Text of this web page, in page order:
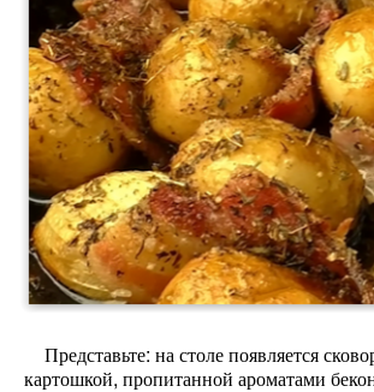
Представьте: на столе появляется
картошкой, пропитанной ароматами